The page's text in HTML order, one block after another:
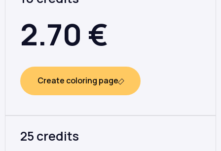
2.70 €
Create coloring page
25 credits